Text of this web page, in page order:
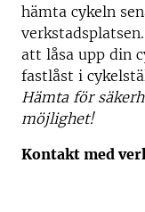
hämta cykeln
verkstadsplatsen.
att låsa upp din
fastlåst i
Hämta för
möjlighet!
Kontakt med